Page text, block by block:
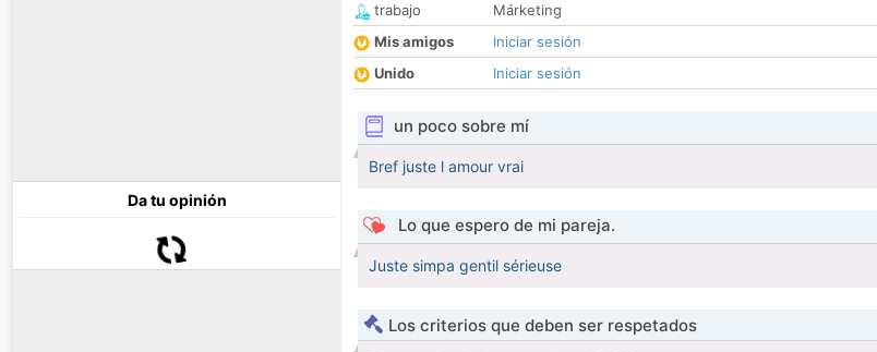
Da tu opinión
trabajo
Márketing
Mis amigos
Iniciar sesión
Unido
Iniciar sesión
un poco sobre mí
Bref juste l amour vrai
Lo que espero de mi pareja.
Juste simpa gentil sérieuse
Los criterios que deben ser respetados